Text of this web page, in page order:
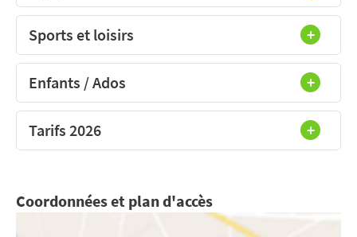
Sports et loisirs
Enfants / Ados
Tarifs 2026
Coordonnées et plan d'accès